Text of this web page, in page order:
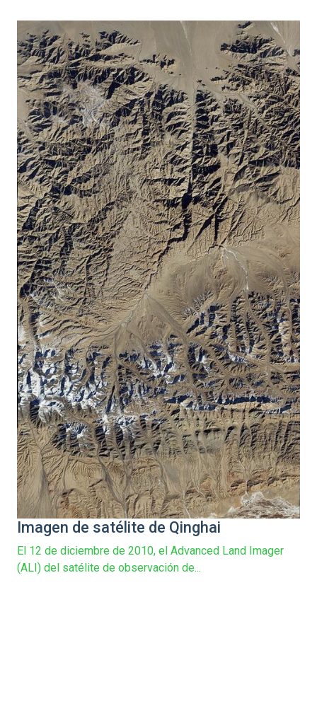
Imagen de satélite de Qinghai
El 12 de diciembre de 2010, el Advanced Land Imager
(ALI) del satélite de observación de...